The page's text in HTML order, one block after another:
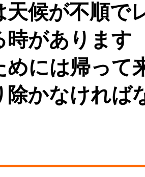
天候が不順で
時がありま
めには帰って
除かなければ